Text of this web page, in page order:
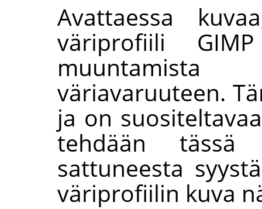
Avattaessa
väriprofiili GIMP
väriavaruuteen.
ja on
tehdään tässä
sattuneesta
väriprofiilin kuva